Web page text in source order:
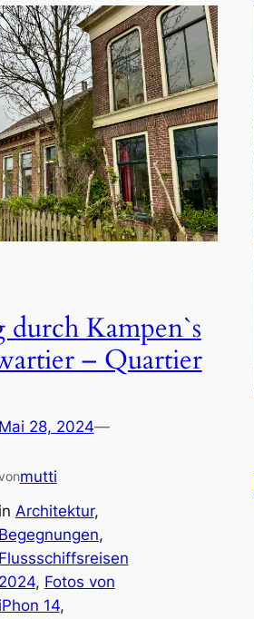
durch Kampen`s
– Quartier
Mai 28, 2024—
mutti
in Architektur
Begegnungen
Flussschiffsreisen
2024, Fotos von
iPhon 14